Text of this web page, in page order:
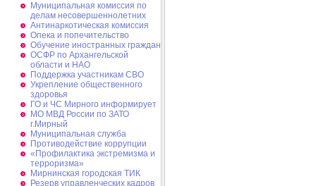
Муниципальная комиссия по
делам несовершеннолетних
Антинаркотическая комиссия
Опека и попечительство
Обучение иностранных граждан
ОСФР по Архангельской
области и НАО
Поддержка участникам СВО
Укрепление общественного
здоровья
ГО и ЧС Мирного информирует
МО МВД России по ЗАТО
г.Мирный
Муниципальная cлужба
Противодействие коррупции
«Профилактика экстремизма и
терроризма»
Мирнинская городская ТИК
Резерв управленческих кадров